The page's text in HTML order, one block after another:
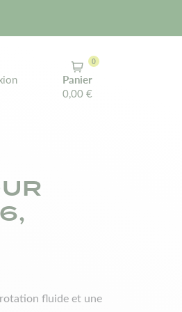
Panier
0,00 €
0
fluide et une